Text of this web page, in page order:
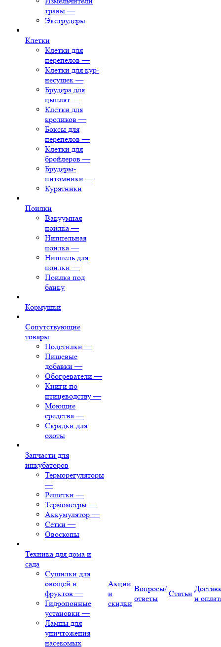
травы —
Экструдеры
Клетки
Клетки для
перепелов —
Клетки для кур-
несушек —
Брудера для
цыплят —
Клетки для
кроликов —
Боксы для
перепелов —
Клетки для
бройлеров —
Брудеры-
питомники —
Курятники
Поилки
Вакуумная
поилка —
Ниппельная
поилка —
Ниппель для
поилки —
Поилка под
банку
Кормушки
Сопутствующие
товары
Подстилки —
Пищевые
добавки —
Обогреватели —
Книги по
птицеводству —
Моющие
средства —
Скрадки для
охоты
Запчасти для
инкубаторов
Терморегуляторы
—
Решетки —
Термометры —
Аккумулятор —
Сетки —
Овоскопы
Техника для дома и
сада
Сушилки для
овощей и
фруктов —
Гидропонные
установки —
Лампы для
уничтожения
насекомых
Акции
и
скидки
Вопросы/
ответы
Статьи
и